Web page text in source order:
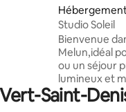
Studio Soleil
Bienvenue
Melun,idéal
ou un séjour
lumineux et
confort
vous dès
Saint-